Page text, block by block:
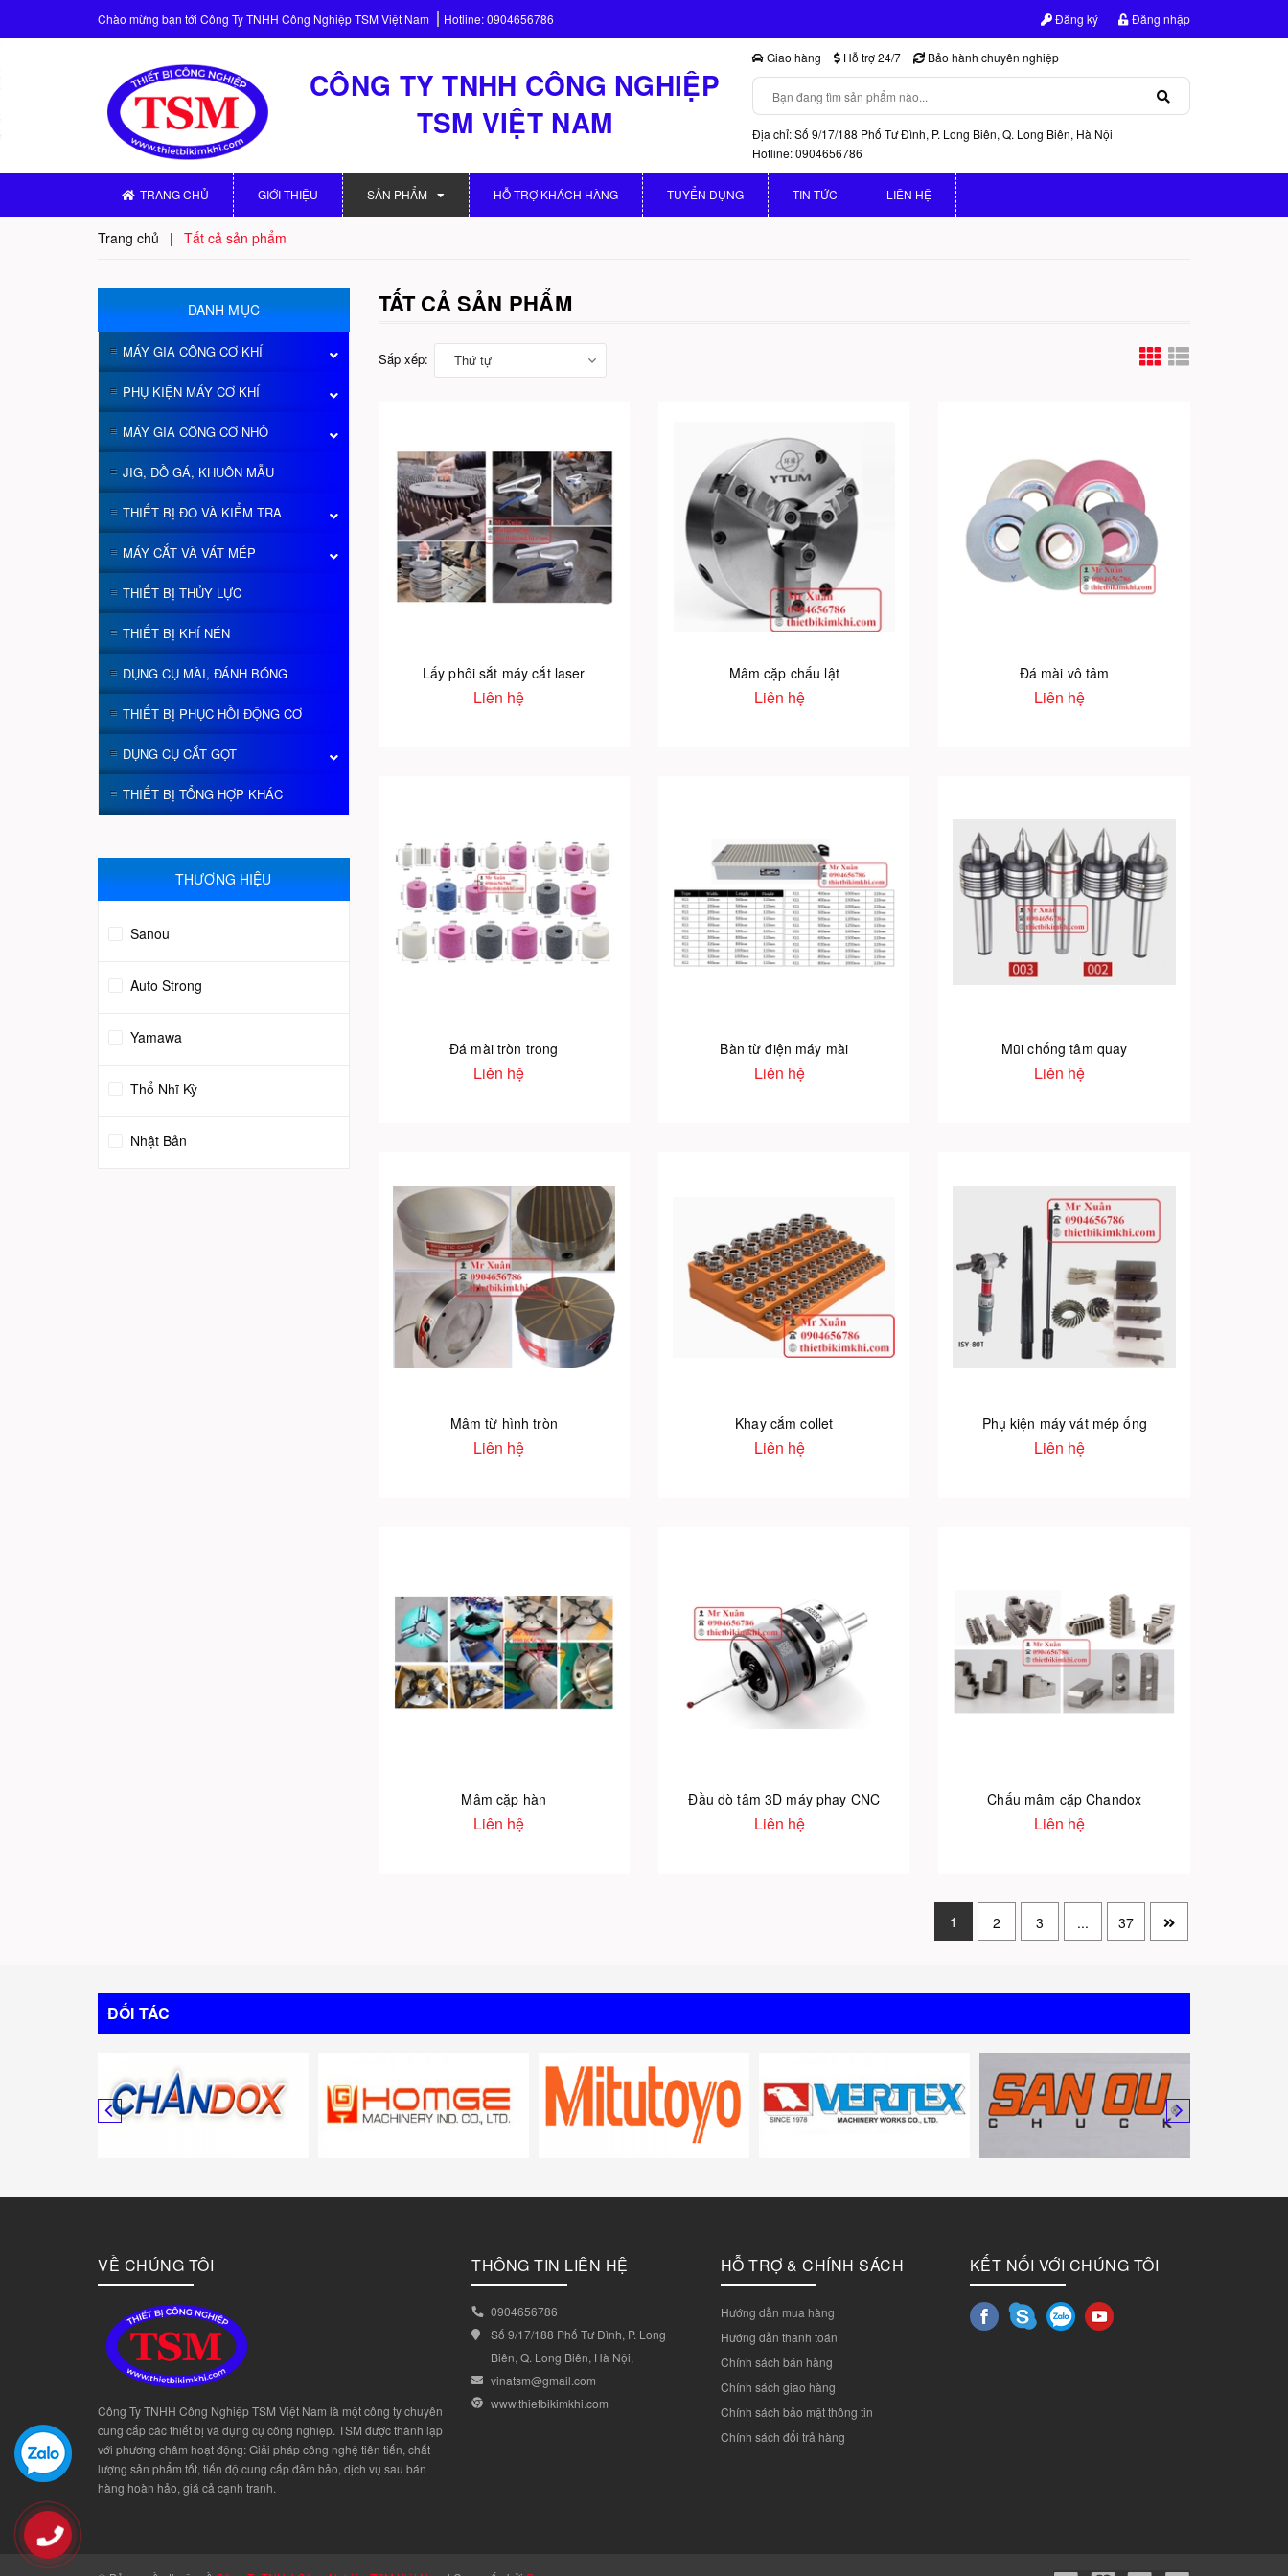
Chào mừng bạn tới Công Ty TNHH Công Nghiệp TSM Việt Nam Hotline:0904656786 Đăng ký Đăng nhập
CÔNG TY TNHH CÔNG NGHIỆP
TSM VIỆT NAM
Giao hàng Hỗ trợ 24/7 Bảo hành chuyên nghiệp
Địa chỉ: Số 9/17/188 Phố Tư Đình, P. Long Biên, Q. Long Biên, Hà Nội
Hotline: 0904656786
TRANG CHỦ GIỚI THIỆU SẢN PHẨM HỖ TRỢ KHÁCH HÀNG TUYỂN DỤNG TIN TỨC LIÊN HỆ
Trang chủ | Tất cả sản phẩm
TẤT CẢ SẢN PHẨM
Sắp xếp: Thứ tự
Lấy phôi sắt máy cắt laser
Liên hệ
Mâm cặp chấu lật
Liên hệ
Đá mài vô tâm
Liên hệ
Đá mài tròn trong
Liên hệ
Bàn từ điện máy mài
Liên hệ
Mũi chống tâm quay
Liên hệ
Mâm từ hình tròn
Liên hệ
Khay cắm collet
Liên hệ
Phụ kiện máy vát mép ống
Liên hệ
Mâm cặp hàn
Liên hệ
Đầu dò tâm 3D máy phay CNC
Liên hệ
Chấu mâm cặp Chandox
Liên hệ
1 2 3 ... 37
DANH MỤC
MÁY GIA CÔNG CƠ KHÍ
PHỤ KIỆN MÁY CƠ KHÍ
MÁY GIA CÔNG CỠ NHỎ
JIG, ĐỒ GÁ, KHUÔN MẪU
THIẾT BỊ ĐO VÀ KIỂM TRA
MÁY CẮT VÀ VÁT MÉP
THIẾT BỊ THỦY LỰC
THIẾT BỊ KHÍ NÉN
DỤNG CỤ MÀI, ĐÁNH BÓNG
THIẾT BỊ PHỤC HỒI ĐỘNG CƠ
DỤNG CỤ CẮT GỌT
THIẾT BỊ TỔNG HỢP KHÁC
THƯƠNG HIỆU
Sanou
Auto Strong
Yamawa
Thổ Nhĩ Kỳ
Nhật Bản
ĐỐI TÁC
VỀ CHÚNG TÔI
Công Ty TNHH Công Nghiệp TSM Việt Nam là một công ty chuyên
cung cấp các thiết bị và dụng cụ công nghiệp. TSM được thành lập
với phương châm hoạt động: Giải pháp công nghệ tiên tiến, chất
lượng sản phẩm tốt, tiến độ cung cấp đảm bảo, dịch vụ sau bán
hàng hoàn hảo, giá cả cạnh tranh.
THÔNG TIN LIÊN HỆ
0904656786
Số 9/17/188 Phố Tư Đình, P. Long
Biên, Q. Long Biên, Hà Nội,
vinatsm@gmail.com
www.thietbikimkhi.com
HỖ TRỢ & CHÍNH SÁCH
Hướng dẫn mua hàng
Hướng dẫn thanh toán
Chính sách bán hàng
Chính sách giao hàng
Chính sách bảo mật thông tin
Chính sách đổi trả hàng
KẾT NỐI VỚI CHÚNG TÔI